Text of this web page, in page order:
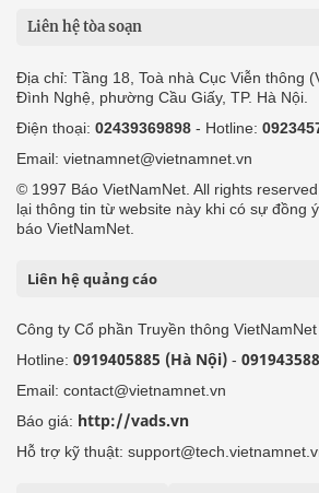
Liên hệ tòa soạn
Địa chỉ: Tầng 18, Toà nhà Cục Viễn thông
Đình Nghệ, phường Cầu Giấy, TP. Hà Nội.
Điện thoại: 02439369898 - Hotline:
Email: vietnamnet@vietnamnet.vn
© 1997 Báo VietNamNet. All rights
lại thông tin từ website này khi có sự đồng
báo VietNamNet.
Liên hệ quảng cáo
Công ty Cổ phần Truyền thông VietNamNet
Hotline: 0919405885 (Hà Nội) -
Email: contact@vietnamnet.vn
Báo giá: http://vads.vn
Hỗ trợ kỹ thuật: